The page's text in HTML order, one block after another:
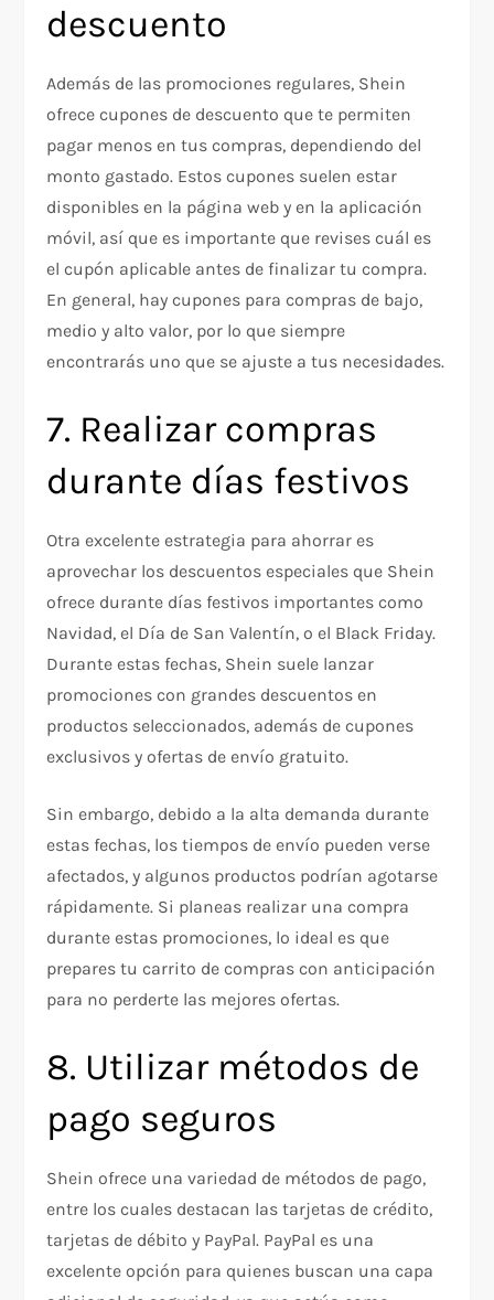
descuento
Además de las promociones regulares, Shein
ofrece cupones de descuento que te permiten
pagar menos en tus compras, dependiendo del
monto gastado. Estos cupones suelen estar
disponibles en la página web y en la aplicación
móvil, así que es importante que revises cuál es
el cupón aplicable antes de finalizar tu compra.
En general, hay cupones para compras de bajo,
medio y alto valor, por lo que siempre
encontrarás uno que se ajuste a tus necesidades.
7. Realizar compras
durante días festivos
Otra excelente estrategia para ahorrar es
aprovechar los descuentos especiales que Shein
ofrece durante días festivos importantes como
Navidad, el Día de San Valentín, o el Black Friday.
Durante estas fechas, Shein suele lanzar
promociones con grandes descuentos en
productos seleccionados, además de cupones
exclusivos y ofertas de envío gratuito.
Sin embargo, debido a la alta demanda durante
estas fechas, los tiempos de envío pueden verse
afectados, y algunos productos podrían agotarse
rápidamente. Si planeas realizar una compra
durante estas promociones, lo ideal es que
prepares tu carrito de compras con anticipación
para no perderte las mejores ofertas.
8. Utilizar métodos de
pago seguros
Shein ofrece una variedad de métodos de pago,
entre los cuales destacan las tarjetas de crédito,
tarjetas de débito y PayPal. PayPal es una
excelente opción para quienes buscan una capa